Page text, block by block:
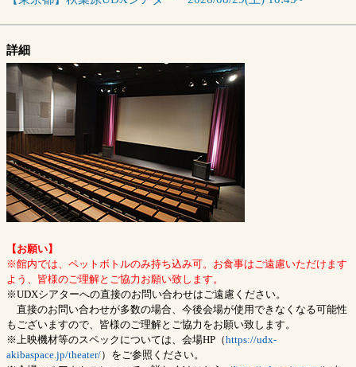
詳細
【お願い】
※館内では、ペットボトルのみ持ち込み可。お食事はご遠慮いただけます
よう、皆様のご理解とご協力お願い致します。
※UDXシアターへの直接のお問い合わせはご遠慮ください。
直接のお問い合わせが多数の場合、今後会場が使用できなくなる可能性
もございますので、皆様のご理解とご協力をお願い致します。
※上映機材等のスペックについては、会場HP（https://udx-
akibaspace.jp/theater/）をご参照ください。